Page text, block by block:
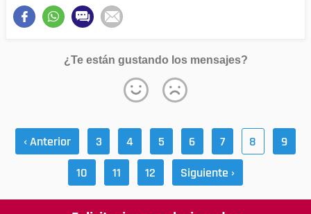
¿Te están gustando los mensajes?
‹ Anterior 3 4 5 6 7 8
9
10
11 12 Siguiente ›